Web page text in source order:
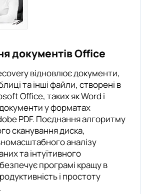
документів Office
відновлює документи,
та інші файли, створені в
Office, таких як Word і
у форматах
PDF. Поєднання алгоритму
сканування диска,
аналізу
та інтуїтивного
програмі кращу в
і простоту